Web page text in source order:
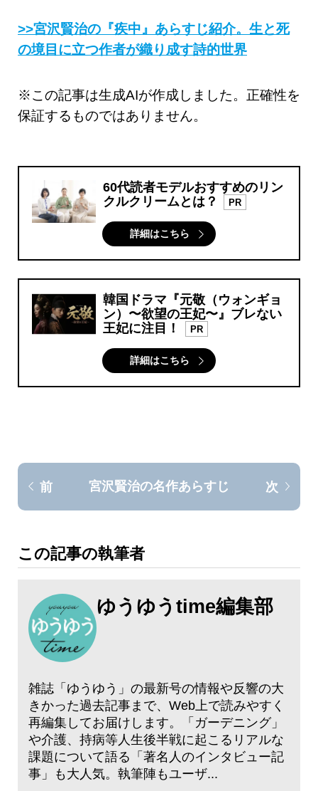
>>宮沢賢治の『疾中』あらすじ紹介。生と死
の境目に立つ作者が織り成す詩的世界
※この記事は生成AIが作成しました。正確性を
保証するものではありません。
60代読者モデルおすすめのリン
クルクリームとは？
PR
詳細はこちら
韓国ドラマ『元敬（ウォンギョ
ン）〜欲望の王妃〜』ブレない
王妃に注目！
PR
詳細はこちら
前 宮沢賢治の名作あらすじ 次
この記事の執筆者
ゆうゆうtime編集部
雑誌「ゆうゆう」の最新号の情報や反響の大
きかった過去記事まで、Web上で読みやすく
再編集してお届けします。「ガーデニング」
や介護、持病等人生後半戦に起こるリアルな
課題について語る「著名人のインタビュー記
事」も大人気。執筆陣もユーザ...